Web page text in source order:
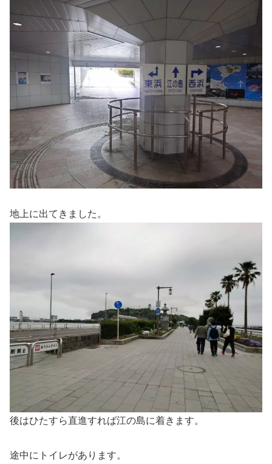
地上に出てきました。
後はひたすら直進すれば江の島に着きます。
途中にトイレがあります。